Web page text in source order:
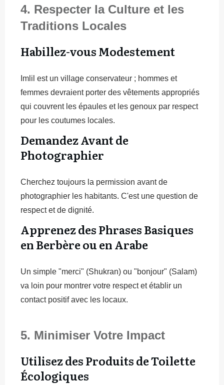
4. Respecter la Culture et les
Traditions Locales
Habillez-vous Modestement
Imlil est un village conservateur ; hommes et
femmes devraient porter des vêtements appropriés
qui couvrent les épaules et les genoux par respect
pour les coutumes locales.
Demandez Avant de
Photographier
Cherchez toujours la permission avant de
photographier les habitants. C'est une question de
respect et de dignité.
Apprenez des Phrases Basiques
en Berbère ou en Arabe
Un simple "merci" (Shukran) ou "bonjour" (Salam)
va loin pour montrer votre respect et établir un
contact positif avec les locaux.
5. Minimiser Votre Impact
Utilisez des Produits de Toilette
Écologiques